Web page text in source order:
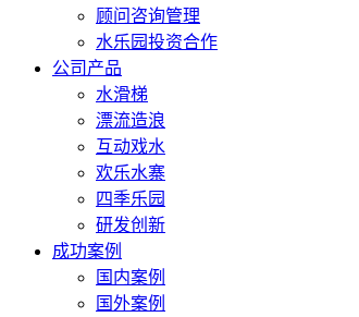
顾问咨询管理
水乐园投资合作
公司产品
水滑梯
漂流造浪
互动戏水
欢乐水寨
四季乐园
研发创新
成功案例
国内案例
国外案例